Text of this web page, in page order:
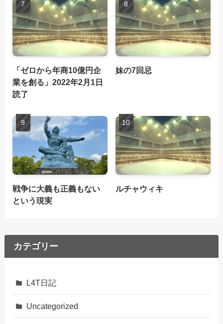
「ゼロから年商10億円企
業を創る」2022年2月1日
読了
妹の7回忌
戦争に大義も正義もない
という現実
ルチャウィキ
カテゴリー
L4T日記
Uncategorized